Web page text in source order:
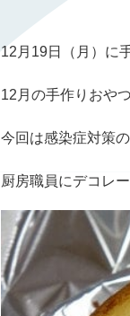
12 月19日（月）に
12 月の手作りおや
今回は感染症対策
厨房職員にデコレ